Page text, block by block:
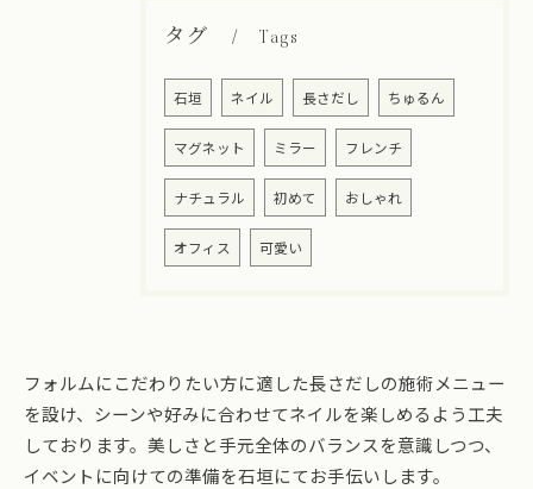
タグ Tags
石垣 ネイル 長さだし ちゅるん
マグネット ミラー フレンチ
ナチュラル 初めて おしゃれ
オフィス 可愛い
フォルムにこだわりたい方に適した長さだしの施術メニュー
を設け、シーンや好みに合わせてネイルを楽しめるよう工夫
しております。美しさと手元全体のバランスを意識しつつ、
イベントに向けての準備を石垣にてお手伝いします。